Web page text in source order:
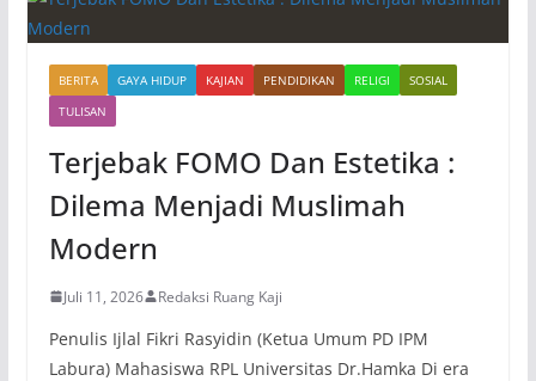
BERITA GAYA HIDUP KAJIAN PENDIDIKAN RELIGI
SOSIAL
TULISAN
Terjebak FOMO Dan Estetika :
Dilema Menjadi Muslimah
Modern
Juli 11, 2026 Redaksi Ruang Kaji
Penulis Ijlal Fikri Rasyidin (Ketua Umum PD IPM
Labura) Mahasiswa RPL Universitas Dr.Hamka Di era